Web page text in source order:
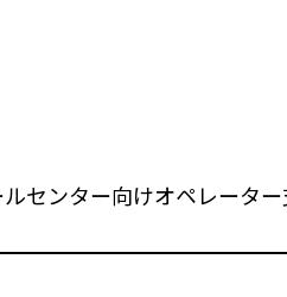
センター向けオペレータ